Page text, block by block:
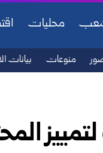
محليات
منوعات بيانات